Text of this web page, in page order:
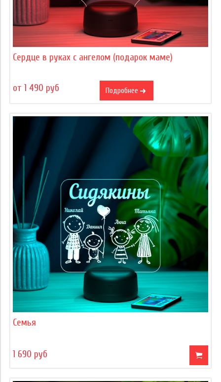
Сердце в руках с ангелом (подарок маме)
от 1 490 руб Подробнее
Семья
1 690 руб